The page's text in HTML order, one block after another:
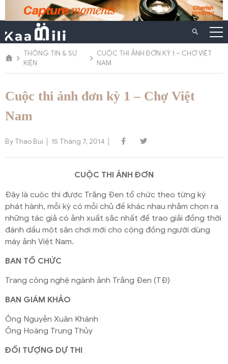
Chuyển
dung
THÔNG TIN & SỰ
KIỆN
CUỘC THI ẢNH ĐƠN KỲ 1 – CHỢ VIỆT
NAM
Cuộc thi ảnh đơn kỳ 1 – Chợ Việt
Nam
By Thao Bui 15 Tháng 7, 2014
CUỘC THI ẢNH ĐƠN
Đây là cuộc thi được Trắng Đen tổ chức theo từng kỳ
phát hành, mỗi kỳ có mỗi chủ đề khác nhau nhằm chọn ra
những tác giả có ảnh xuất sắc nhất để trao giải đồng thời
đánh dấu một sân chơi mới cho cộng đồng người dùng
máy ảnh Việt Nam.
BAN TỔ CHỨC
Trang công nghệ ngành ảnh Trắng Đen (TĐ)
BAN GIÁM KHẢO
Ông Nguyễn Xuân Khánh
Ông Hoàng Trung Thủy
ĐỐI TƯỢNG DỰ THI